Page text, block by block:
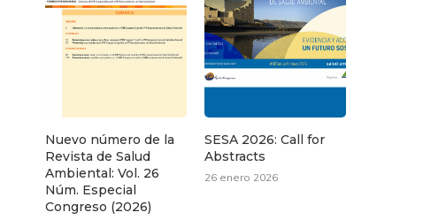
Nuevo número de la
Revista de Salud
Ambiental: Vol. 26
Núm. Especial
Congreso (2026)
SESA 2026: Call for
Abstracts
26 enero 2026